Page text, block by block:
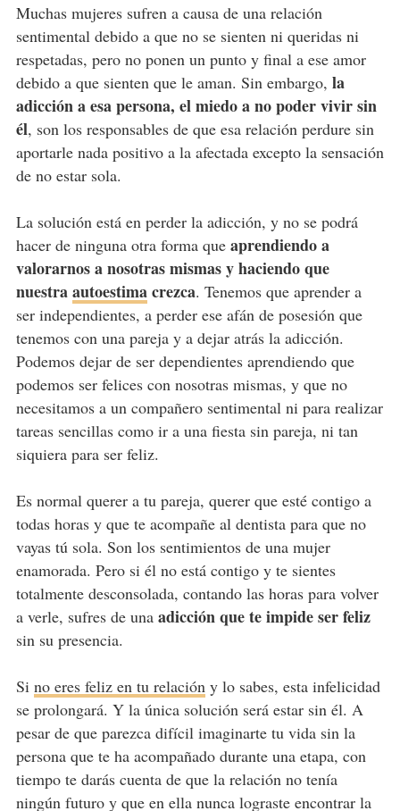
Muchas mujeres sufren a causa de una relación
sentimental debido a que no se sienten ni queridas ni
respetadas, pero no ponen un punto y final a ese amor
debido a que sienten que le aman. Sin embargo, la
adicción a esa persona, el miedo a no poder vivir sin
él, son los responsables de que esa relación perdure sin
aportarle nada positivo a la afectada excepto la sensación
de no estar sola.
La solución está en perder la adicción, y no se podrá
hacer de ninguna otra forma que aprendiendo a
valorarnos a nosotras mismas y haciendo que
nuestraautoestimacrezca. Tenemos que aprender a
ser independientes, a perder ese afán de posesión que
tenemos con una pareja y a dejar atrás la adicción.
Podemos dejar de ser dependientes aprendiendo que
podemos ser felices con nosotras mismas, y que no
necesitamos a un compañero sentimental ni para realizar
tareas sencillas como ir a una fiesta sin pareja, ni tan
siquiera para ser feliz.
Es normal querer a tu pareja, querer que esté contigo a
todas horas y que te acompañe al dentista para que no
vayas tú sola. Son los sentimientos de una mujer
enamorada. Pero si él no está contigo y te sientes
totalmente desconsolada, contando las horas para volver
a verle, sufres de una adicción que te impide ser feliz
sin su presencia.
Si no eres feliz en tu relacióny lo sabes, esta infelicidad
se prolongará. Y la única solución será estar sin él. A
pesar de que parezca difícil imaginarte tu vida sin la
persona que te ha acompañado durante una etapa, con
tiempo te darás cuenta de que la relación no tenía
ningún futuro y que en ella nunca lograste encontrar la